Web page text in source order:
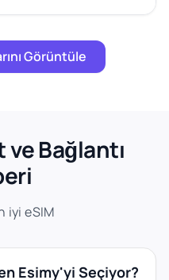
Görüntüle
Bağlantı
iyi eSIM
Esimy'yi Seçiyor?